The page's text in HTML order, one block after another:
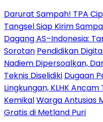
Darurat Sampah! TPA
Tangsel Siap Kirim
Dagang AS–Indonesia:
Sorotan Pendidikan
Nadiem Dipersoalkan,
Teknis Diselidiki Dugaan
Lingkungan, KLHK
KemikalWarga Antusias
Gratis di Metland Puri